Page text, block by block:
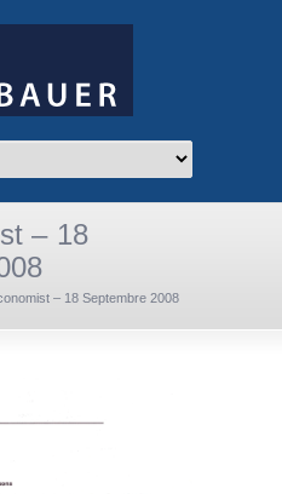
– 18
– 18 Septembre 2008